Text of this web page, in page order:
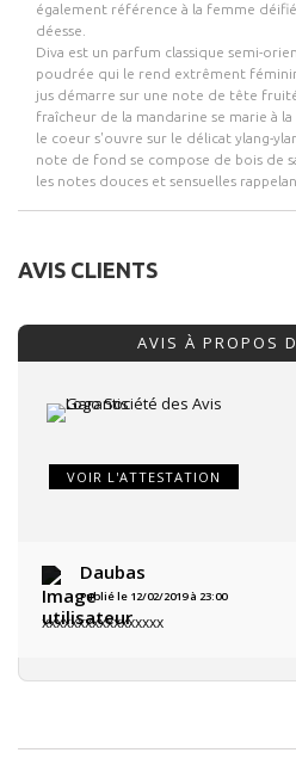
également référence à la femme
déesse.
Diva est un parfum classique semi-
poudrée qui le rend extrêment
jus démarre sur une note de tête
fraîcheur de la mandarine se marie à
le coeur s'ouvre sur le délicat ylang-
note de fond se compose de bois de
les notes douces et sensuelles
AVIS CLIENTS
AVIS À PROPOS
VOIR L'ATTESTATION
Daubas
Publié le 12/02/2019 à 23:00
xxxxxxxxxxxxxxxxx